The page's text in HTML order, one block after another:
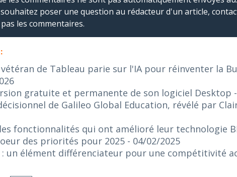
poser une question au rédacteur d'un article,
les commentaires.
de Tableau parie sur l'IA pour réinventer la
gratuite et permanente de son logiciel Desktop
de Galileo Global Education, révélé par
fonctionnalités qui ont amélioré leur technologie
des priorités pour 2025 - 04/02/2025
: un élément différenciateur pour une compétitivité